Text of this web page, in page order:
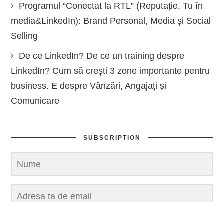
Programul “Conectat la RTL” (Reputație, Tu în
media&LinkedIn): Brand Personal, Media și Social
Selling
De ce LinkedIn? De ce un training despre
LinkedIn? Cum să crești 3 zone importante pentru
business. E despre Vânzări, Angajați și
Comunicare
SUBSCRIPTION